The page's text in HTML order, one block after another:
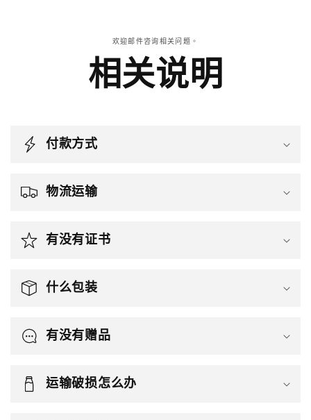
欢迎邮件咨询相关问题。
相关说明
付款方式
物流运输
有没有证书
什么包装
有没有赠品
运输破损怎么办